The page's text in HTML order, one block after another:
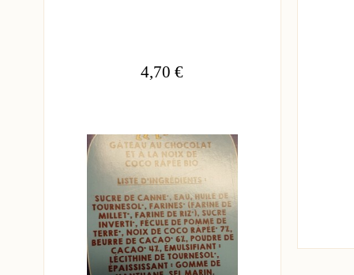
4,70 €